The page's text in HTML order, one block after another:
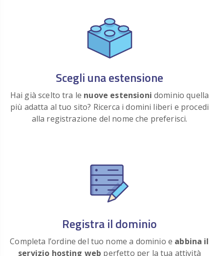
€ 29.00
€ 69.00
€ 35.00 /anno
ora
.BUSINESS € 19.00 /anno
Registra
€ 35.00
€ 29.00
€ 55.00 /anno
ora
Scegli una estensione
Hai già scelto tra le nuove estensioni dominio quella
più adatta al tuo sito? Ricerca i domini liberi e procedi
alla registrazione del nome che preferisci.
Registra il dominio
Completa l’ordine del tuo nome a dominio e abbina il
servizio hosting web perfetto per la tua attività